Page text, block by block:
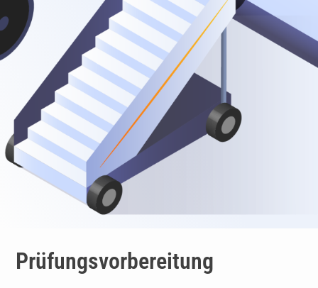
Prüfungsvorbereitung